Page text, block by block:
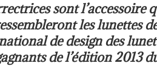
sont l’accessoire
les lunettes
de design des
de l’édition 2013